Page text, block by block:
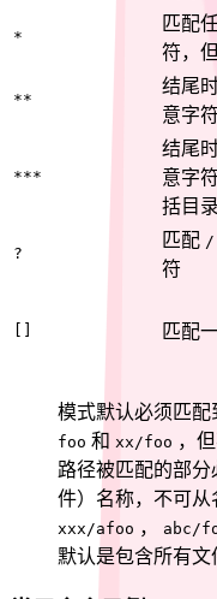
*
匹配
符，
**
结尾
意字
***
结尾
意字
括目
?
匹配 /
符
[] 匹配
模式默认必须匹配
foo 和 xx/foo ，
路径被匹配的部
件）名称，不可从
xxx/afoo ， abc/
默认是包含所有文